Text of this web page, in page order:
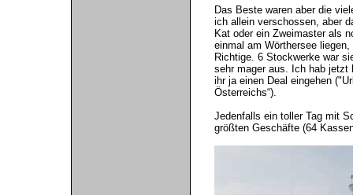
Das Beste waren aber die
ich allein verschossen, aber
Kat oder ein Zweimaster als
einmal am Wörthersee
Richtige. 6 Stockwerke war
sehr mager aus. Ich hab
ihr ja einen Deal eingehen
Österreichs“).
Jedenfalls ein toller Tag mit
größten Geschäfte (64